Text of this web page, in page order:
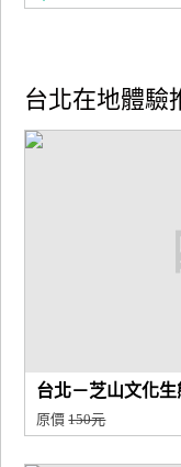
款
飯
合
作
台北在地體驗
台北－芝山文化
原價150元